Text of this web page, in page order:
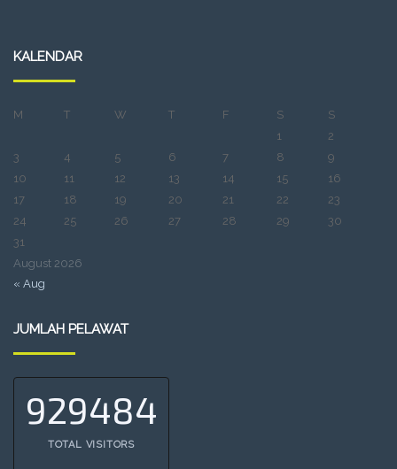
KALENDAR
August 2026
M T W T F S
S
1
2
3
4 5 6 7 8
9
10
11 12 13 14 15
16
17
18 19 20 21 22
23
24
25 26 27 28 29
30
31
« Aug
JUMLAH PELAWAT
929484
TOTAL VISITORS